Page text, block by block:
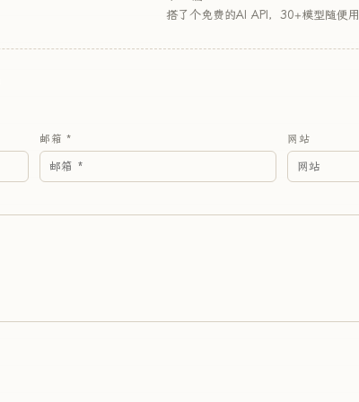
搭了个免费的AI API，30+模型随便用
邮箱 * 网站